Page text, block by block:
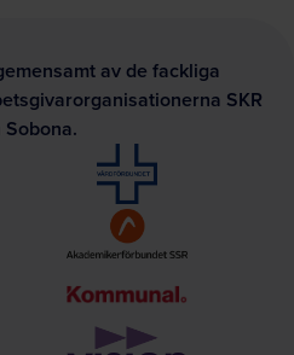
av de fackliga
SKR
Sobona.